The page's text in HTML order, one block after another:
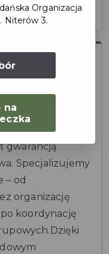
↗
i
od ponad 18
gwarancją
Specjalizujemy
– od
organizację
koordynację
Organizacja
Niterów 3.
na